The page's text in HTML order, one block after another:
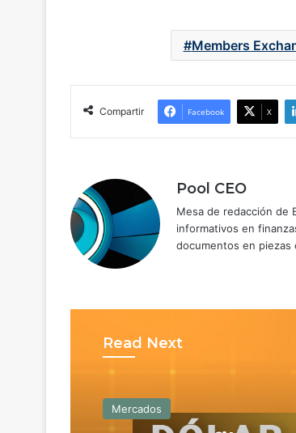
Members
Compartir Facebook X
Pool CEO
Mesa de redacción de
informativos en
documentos en piezas
Read Next
Mercados